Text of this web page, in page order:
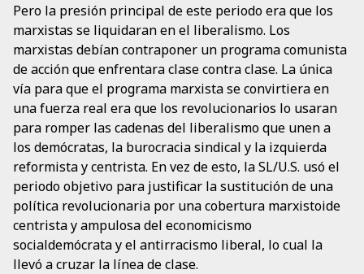
Pero la presión principal de este periodo era que los
marxistas se liquidaran en el liberalismo. Los
marxistas debían contraponer un programa comunista
de acción que enfrentara clase contra clase. La única
vía para que el programa marxista se convirtiera en
una fuerza real era que los revolucionarios lo usaran
para romper las cadenas del liberalismo que unen a
los demócratas, la burocracia sindical y la izquierda
reformista y centrista. En vez de esto, la SL/U.S. usó el
periodo objetivo para justificar la sustitución de una
política revolucionaria por una cobertura marxistoide
centrista y ampulosa del economicismo
socialdemócrata y el antirracismo liberal, lo cual la
llevó a cruzar la línea de clase.